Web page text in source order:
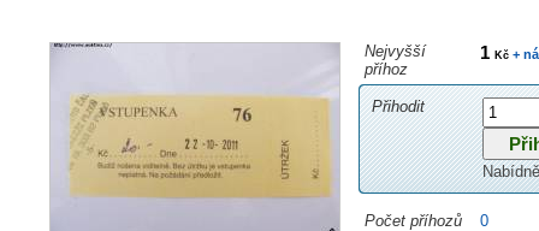
Nejvyšší
příhoz
1 Kč+
Přihodit
Počet příhozů
0